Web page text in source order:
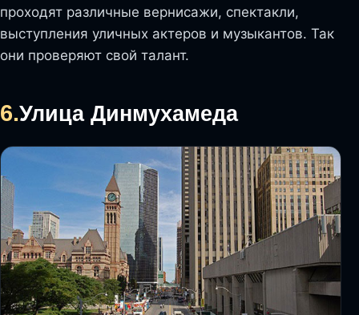
проходят различные вернисажи, спектакли,
выступления уличных актеров и музыкантов. Так
они проверяют свой талант.
6.Улица Динмухамеда